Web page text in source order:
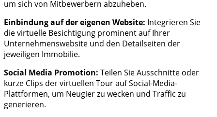
um sich von Mitbewerbern abzuheben.
Einbindung auf der eigenen Website: Integrieren Sie
die virtuelle Besichtigung prominent auf Ihrer
Unternehmenswebsite und den Detailseiten der
jeweiligen Immobilie.
Social Media Promotion: Teilen Sie Ausschnitte oder
kurze Clips der virtuellen Tour auf Social-Media-
Plattformen, um Neugier zu wecken und Traffic zu
generieren.